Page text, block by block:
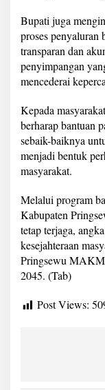
Bupati juga
proses penyaluran
transparan dan
penyimpangan
mencederai
Kepada
berharap bantuan
sebaik-baiknya
menjadi bentuk
masyarakat.
Melalui program
Kabupaten
tetap terjaga,
kesejahteraan
Pringsewu
2045. (Tab)
Post Views: